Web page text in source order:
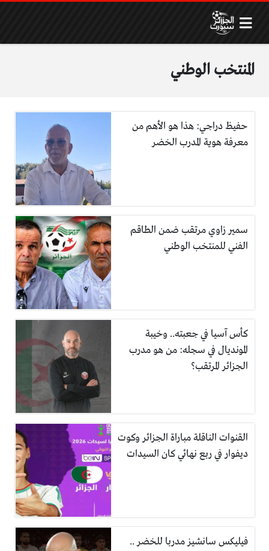
المنتخب الوطني
حفيظ دراجي: هذا هو الأهم من
معرفة هوية المدرب الخضر
سمير زاوي مرتقب ضمن الطاقم
الفني للمنتخب الوطني
كأس آسيا في جعبته.. وخيبة
المونديال في سجله: من هو مدرب
الجزائر المرتقب؟
القنوات الناقلة مباراة الجزائر وكوت
ديفوار في ربع نهائي كان السيدات
فيليكس سانشيز مدربا للخضر ..